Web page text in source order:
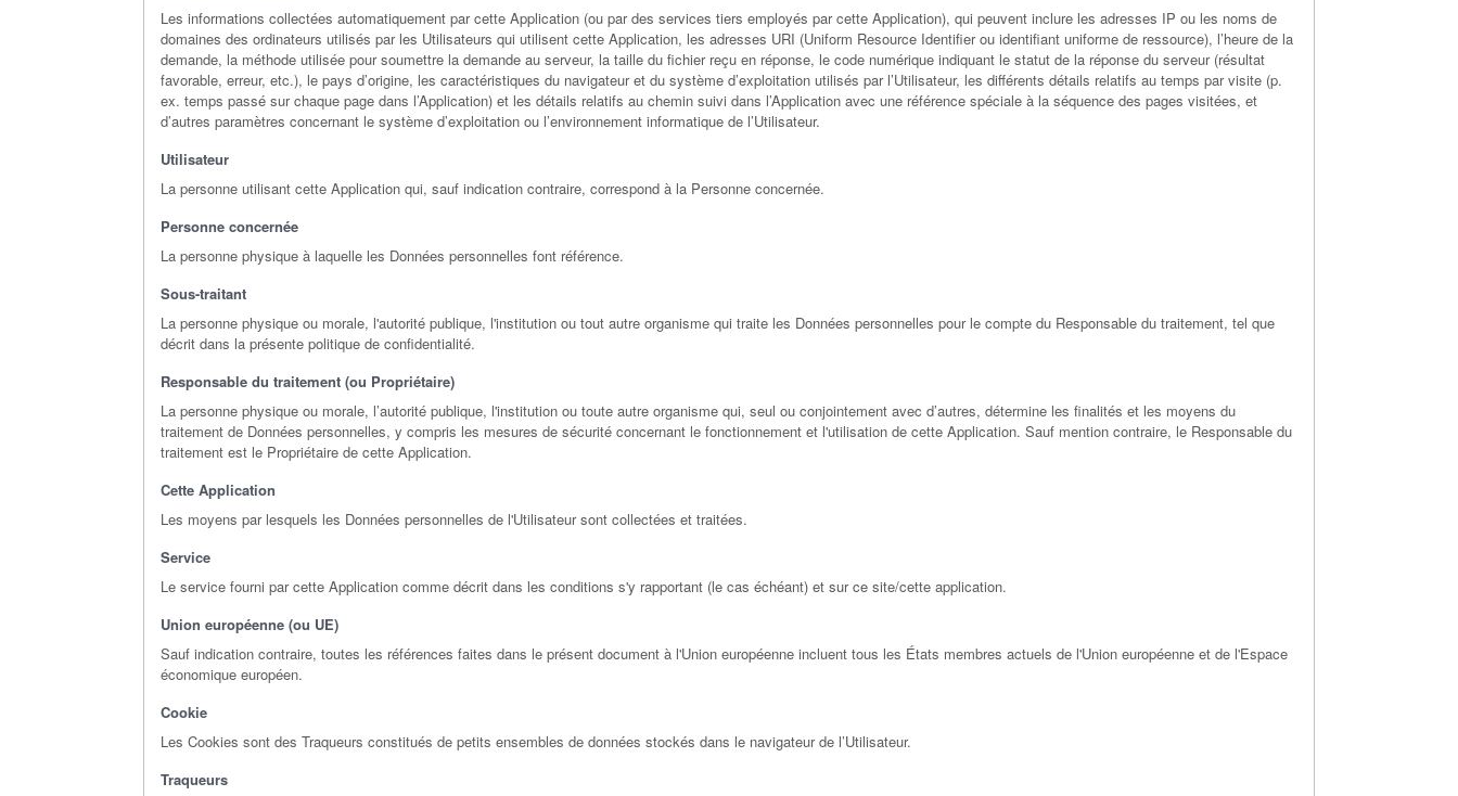
Les informations collectées automatiquement par cette Application (ou par des services tiers employés par cette Application), qui peuvent inclure les adresses IP ou les noms de
domaines des ordinateurs utilisés par les Utilisateurs qui utilisent cette Application, les adresses URI (Uniform Resource Identifier ou identifiant uniforme de ressource), l’heure de la
demande, la méthode utilisée pour soumettre la demande au serveur, la taille du fichier reçu en réponse, le code numérique indiquant le statut de la réponse du serveur (résultat
favorable, erreur, etc.), le pays d’origine, les caractéristiques du navigateur et du système d’exploitation utilisés par l’Utilisateur, les différents détails relatifs au temps par visite (p.
ex. temps passé sur chaque page dans l’Application) et les détails relatifs au chemin suivi dans l’Application avec une référence spéciale à la séquence des pages visitées, et
d’autres paramètres concernant le système d’exploitation ou l’environnement informatique de l’Utilisateur.
Utilisateur
La personne utilisant cette Application qui, sauf indication contraire, correspond à la Personne concernée.
Personne concernée
La personne physique à laquelle les Données personnelles font référence.
Sous-traitant
La personne physique ou morale, l'autorité publique, l'institution ou tout autre organisme qui traite les Données personnelles pour le compte du Responsable du traitement, tel que
décrit dans la présente politique de confidentialité.
Responsable du traitement (ou Propriétaire)
La personne physique ou morale, l’autorité publique, l'institution ou toute autre organisme qui, seul ou conjointement avec d’autres, détermine les finalités et les moyens du
traitement de Données personnelles, y compris les mesures de sécurité concernant le fonctionnement et l'utilisation de cette Application. Sauf mention contraire, le Responsable du
traitement est le Propriétaire de cette Application.
Cette Application
Les moyens par lesquels les Données personnelles de l'Utilisateur sont collectées et traitées.
Service
Le service fourni par cette Application comme décrit dans les conditions s'y rapportant (le cas échéant) et sur ce site/cette application.
Union européenne (ou UE)
Sauf indication contraire, toutes les références faites dans le présent document à l'Union européenne incluent tous les États membres actuels de l'Union européenne et de l'Espace
économique européen.
Cookie
Les Cookies sont des Traqueurs constitués de petits ensembles de données stockés dans le navigateur de l’Utilisateur.
Traqueurs